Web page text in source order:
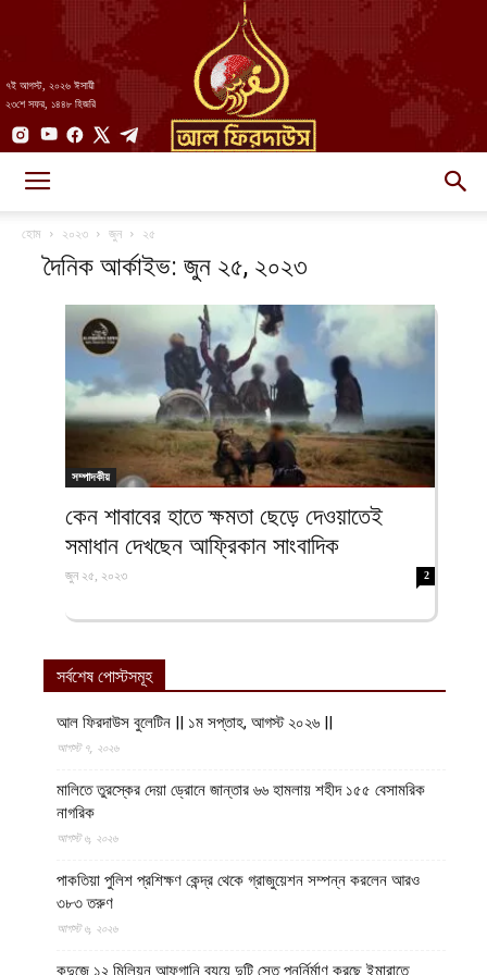
৭ই আগস্ট, ২০২৬ ঈসায়ী
২৩শে সফর, ১৪৪৮ হিজরি
আল-
ফিরদাউস
হোম ২০২৩ জুন ২৫
দৈনিক আর্কাইভ: জুন ২৫, ২০২৩
সম্পাদকীয়
কেন শাবাবের হাতে ক্ষমতা ছেড়ে দেওয়াতেই
সমাধান দেখছেন আফ্রিকান সাংবাদিক
জুন ২৫, ২০২৩ 2
সর্বশেষ পোস্টসমূহ
আল ফিরদাউস বুলেটিন || ১ম সপ্তাহ, আগস্ট ২০২৬ ||
আগস্ট ৭, ২০২৬
মালিতে তুরস্কের দেয়া ড্রোনে জান্তার ৬৬ হামলায় শহীদ ১৫৫ বেসামরিক
নাগরিক
আগস্ট ৬, ২০২৬
পাকতিয়া পুলিশ প্রশিক্ষণ কেন্দ্র থেকে গ্রাজুয়েশন সম্পন্ন করলেন আরও
৩৮৩ তরুণ
আগস্ট ৬, ২০২৬
কুন্দুজে ১২ মিলিয়ন আফগানি ব্যয়ে দুটি সেতু পুনর্নির্মাণ করছে ইমারাতে